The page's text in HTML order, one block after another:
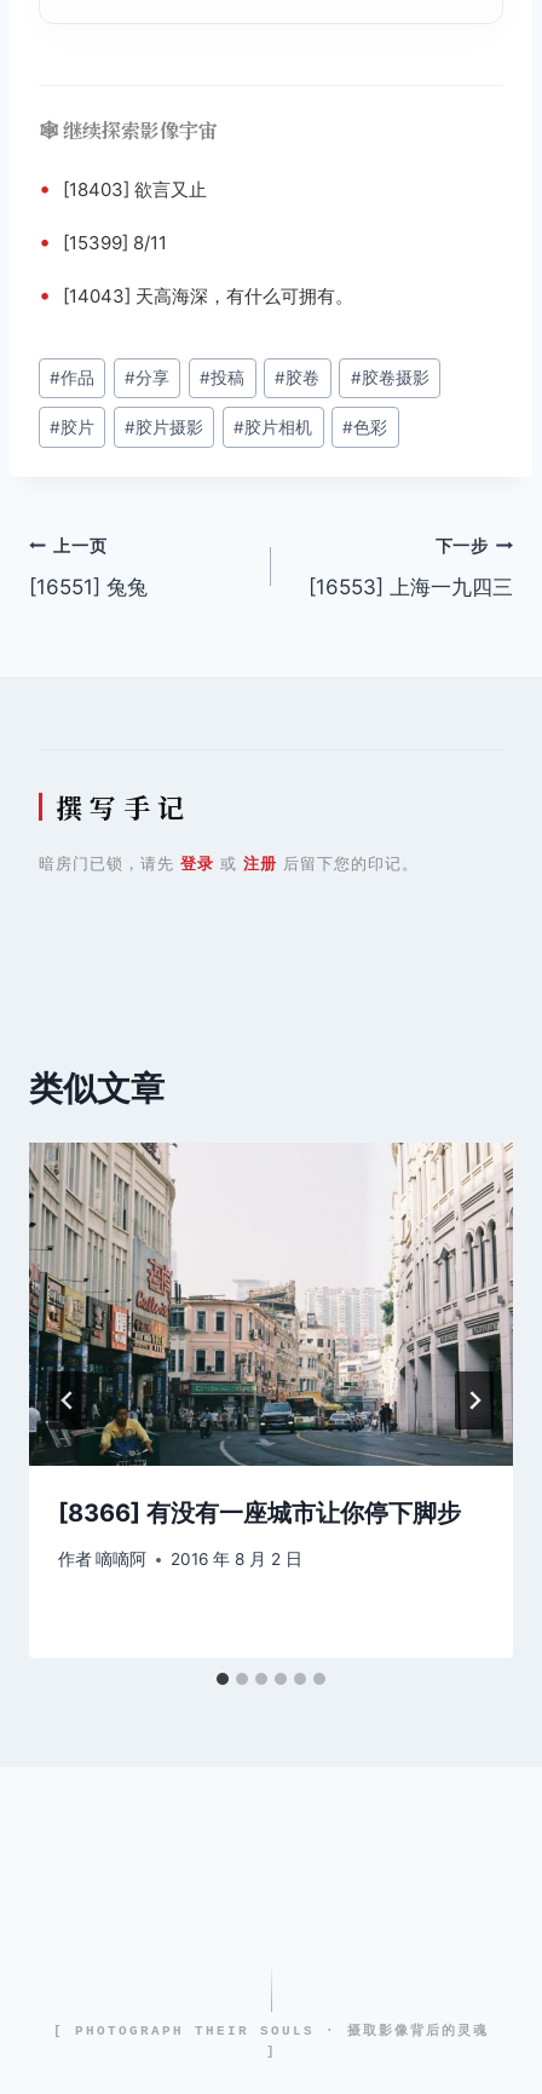
🕸️ 继续探索影像宇宙
• [18403] 欲言又止
• [15399] 8/11
• [14043] 天高海深，有什么可拥有。
文
章
标
#作品 #分享 #投稿 #胶卷 #胶卷摄影
#胶片 #胶片摄影 #胶片相机 #色彩
文
章
上一页
[16551] 兔兔
下一步
[16553] 上海一九四三
撰 写 手 记
暗房门已锁，请先 登录 或 注册 后留下您的印记。
类似文章
[8366] 有没有一座城市让你停下脚步
作者嘀嘀阿 2016 年 8 月 2 日
[ PHOTOGRAPH THEIR SOULS · 摄取影像背后的灵魂
]